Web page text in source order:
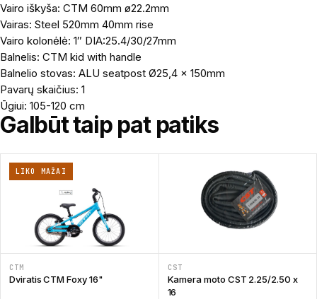
Vairo iškyša: CTM 60mm ø22.2mm
Vairas: Steel 520mm 40mm rise
Vairo kolonėlė: 1″ DIA:25.4/30/27mm
Balnelis: CTM kid with handle
Balnelio stovas: ALU seatpost Ø25,4 x 150mm
Pavarų skaičius: 1
Ūgiui: 105-120 cm
Galbūt taip pat patiks
LIKO MAŽAI
CTM
Dviratis CTM Foxy 16"
CST
Kamera moto CST 2.25/2.50 x
16